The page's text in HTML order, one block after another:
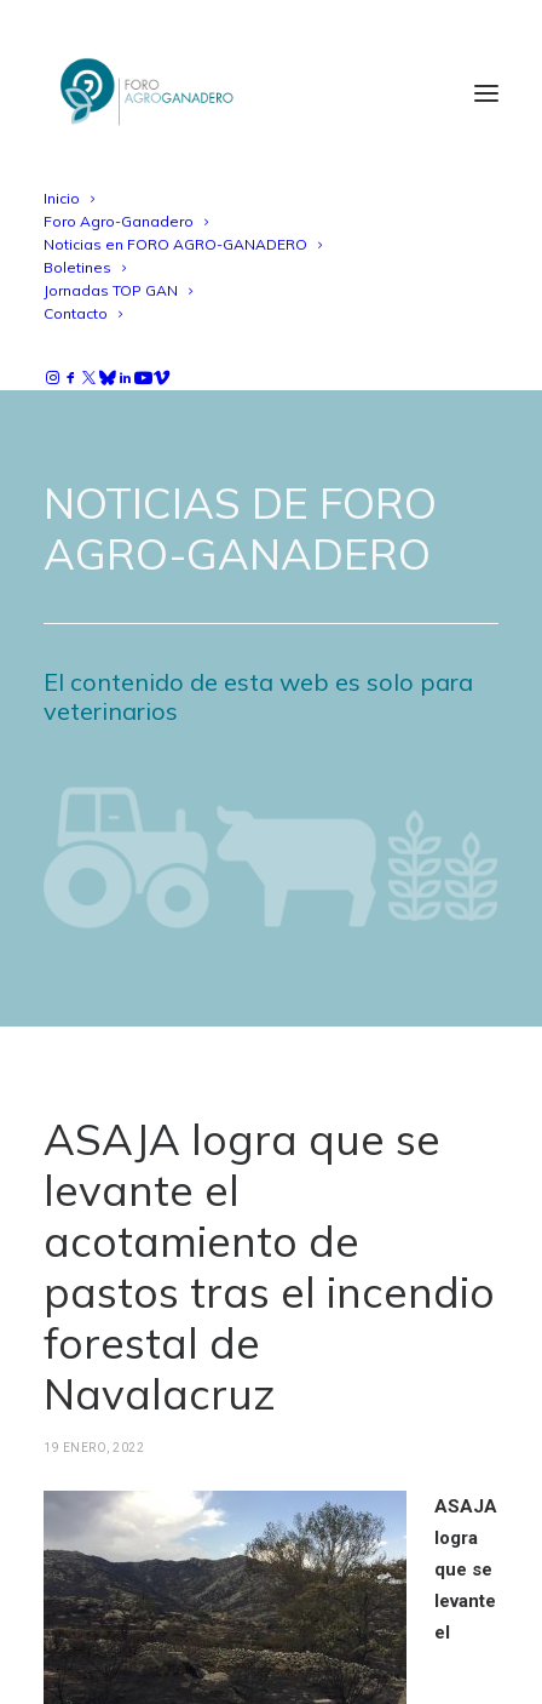
Inicio
Foro Agro-Ganadero
Noticias en FORO AGRO-GANADERO
Boletines
Jornadas TOP GAN
Contacto
NOTICIAS DE FORO
AGRO-GANADERO
El contenido de esta web es solo para
veterinarios
ASAJA logra que se
levante el
acotamiento de
pastos tras el incendio
forestal de
Navalacruz
19 ENERO, 2022
ASAJA
logra
que se
levante
el